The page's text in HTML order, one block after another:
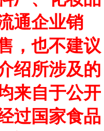
通企业销
，也不建议
绍所涉及的
来自于公开
过国家食品